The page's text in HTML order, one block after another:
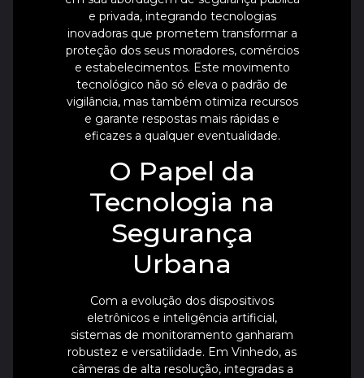
e privada, integrando tecnologias
inovadoras que prometem transformar a
proteção dos seus moradores, comércios
e estabelecimentos. Este movimento
tecnológico não só eleva o padrão de
vigilância, mas também otimiza recursos
e garante respostas mais rápidas e
eficazes a qualquer eventualidade.
O Papel da
Tecnologia na
Segurança
Urbana
Com a evolução dos dispositivos
eletrônicos e inteligência artificial,
sistemas de monitoramento ganharam
robustez e versatilidade. Em Vinhedo, as
câmeras de alta resolução, integradas a